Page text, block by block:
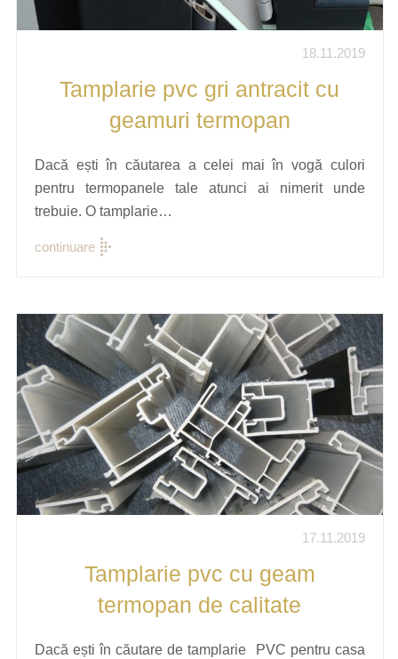
18.11.2019
Tamplarie pvc gri antracit cu
geamuri termopan
Dacă ești în căutarea a celei mai în vogă culori
pentru termopanele tale atunci ai nimerit unde
trebuie. O tamplarie…
continuare
17.11.2019
Tamplarie pvc cu geam
termopan de calitate
Dacă ești în căutare de tamplarie PVC pentru casa